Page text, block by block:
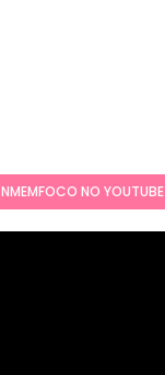
NMEMFOCO NO YOUTUBE